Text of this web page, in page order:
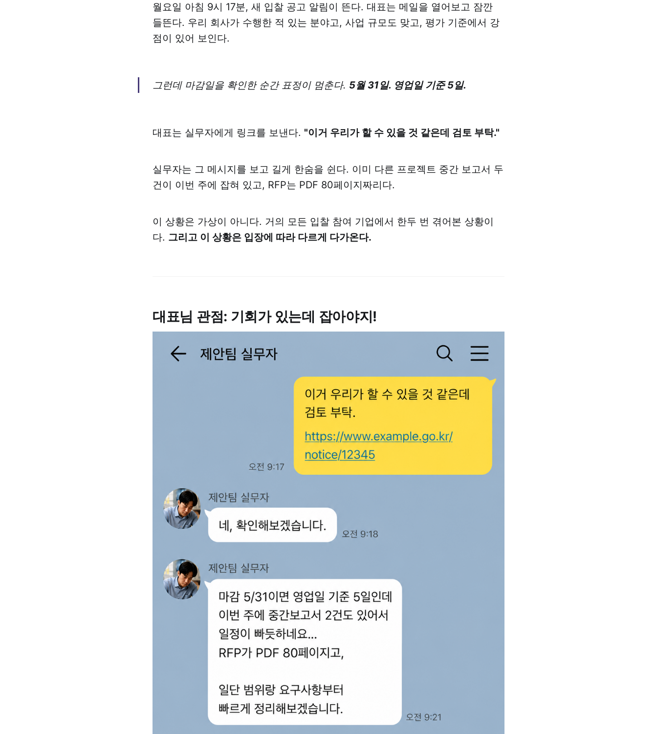
월요일 아침 9시 17분, 새 입찰 공고 알림이 뜬다. 대표는 메일을 열어보고 잠깐
들뜬다. 우리 회사가 수행한 적 있는 분야고, 사업 규모도 맞고, 평가 기준에서 강
점이 있어 보인다.
그런데 마감일을 확인한 순간 표정이 멈춘다. 5월 31일. 영업일 기준 5일.
대표는 실무자에게 링크를 보낸다. "이거 우리가 할 수 있을 것 같은데 검토 부탁."
실무자는 그 메시지를 보고 길게 한숨을 쉰다. 이미 다른 프로젝트 중간 보고서 두
건이 이번 주에 잡혀 있고, RFP는 PDF 80페이지짜리다.
이 상황은 가상이 아니다. 거의 모든 입찰 참여 기업에서 한두 번 겪어본 상황이
다. 그리고 이 상황은 입장에 따라 다르게 다가온다.
대표님 관점: 기회가 있는데 잡아야지!